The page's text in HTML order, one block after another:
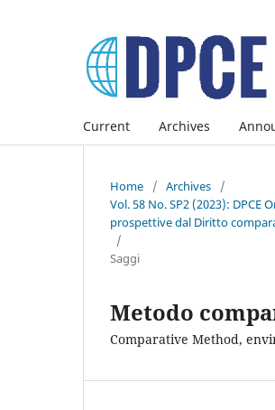
Current Archives
Home / Archives
/
Vol. 58 No. SP2 (2023):
prospettive dal Diritto
/
Saggi
Metodo
Comparative Method,